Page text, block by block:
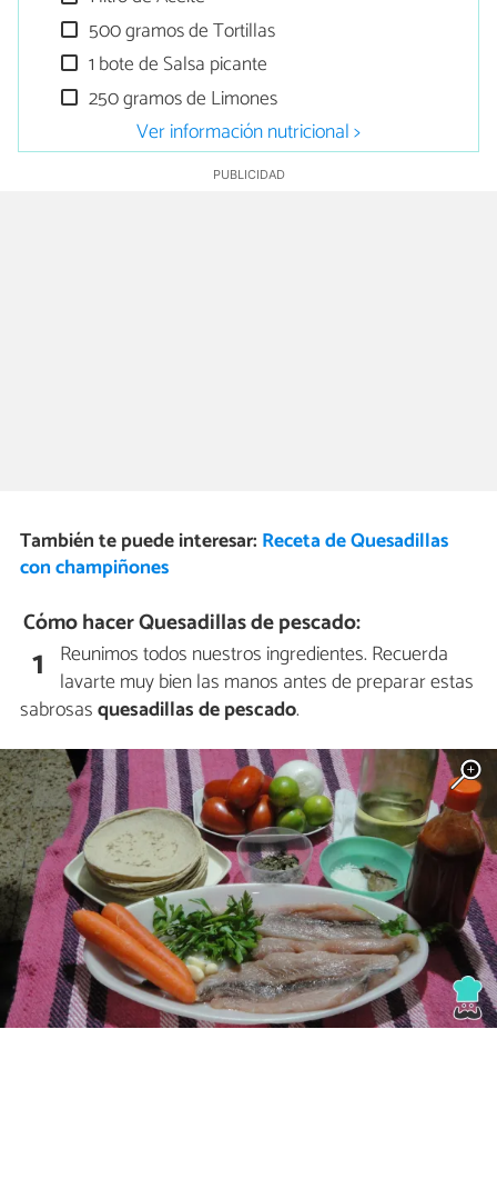
500 gramos de Tortillas
1 bote de Salsa picante
250 gramos de Limones
Ver información nutricional >
También te puede interesar: Receta de Quesadillas
con champiñones
Cómo hacer Quesadillas de pescado:
1 Reunimos todos nuestros ingredientes. Recuerda
lavarte muy bien las manos antes de preparar estas
sabrosasquesadillas de pescado.